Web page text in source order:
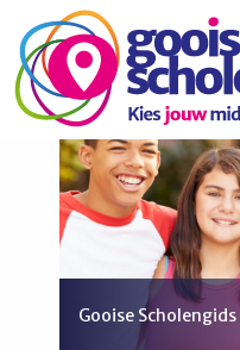
Gooise Scholengids